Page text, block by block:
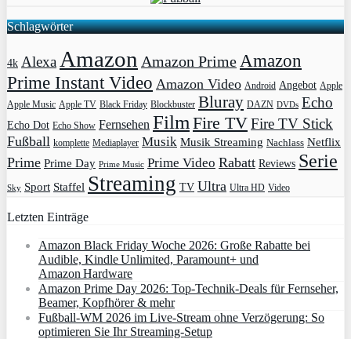
Schlagwörter
4k Alexa Amazon Amazon Prime Amazon
Prime Instant Video Amazon Video Android Angebot Apple
Apple Music Apple TV Black Friday Blockbuster Bluray DAZN DVDs Echo
Echo Dot Echo Show Fernsehen Film Fire TVFire TV Stick
Fußball komplette Mediaplayer Musik Musik Streaming Nachlass Netflix
Prime Prime Day Prime Music Prime Video Rabatt Reviews Serie
Sky Sport Staffel Streaming TV Ultra Ultra HD Video
Letzten Einträge
Amazon Black Friday Woche 2026: Große Rabatte bei
Audible, Kindle Unlimited, Paramount+ und
Amazon Hardware
Amazon Prime Day 2026: Top-Technik-Deals für Fernseher,
Beamer, Kopfhörer & mehr
Fußball-WM 2026 im Live-Stream ohne Verzögerung: So
optimieren Sie Ihr Streaming-Setup